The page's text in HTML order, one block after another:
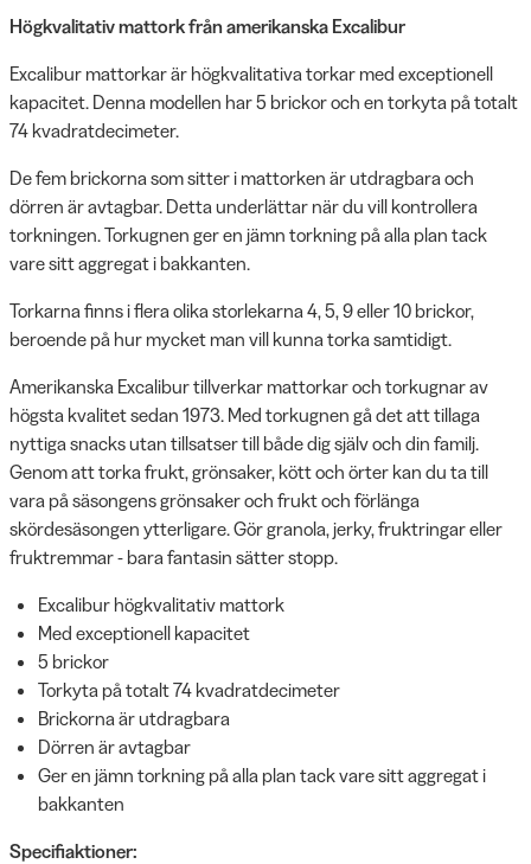
Högkvalitativ mattork från amerikanska Excalibur
Excalibur mattorkar är högkvalitativa torkar med exceptionell
kapacitet. Denna modellen har 5 brickor och en torkyta på totalt
74 kvadratdecimeter.
De fem brickorna som sitter i mattorken är utdragbara och
dörren är avtagbar. Detta underlättar när du vill kontrollera
torkningen. Torkugnen ger en jämn torkning på alla plan tack
vare sitt aggregat i bakkanten.
Torkarna finns i flera olika storlekarna 4, 5, 9 eller 10 brickor,
beroende på hur mycket man vill kunna torka samtidigt.
Amerikanska Excalibur tillverkar mattorkar och torkugnar av
högsta kvalitet sedan 1973. Med torkugnen gå det att tillaga
nyttiga snacks utan tillsatser till både dig själv och din familj.
Genom att torka frukt, grönsaker, kött och örter kan du ta till
vara på säsongens grönsaker och frukt och förlänga
skördesäsongen ytterligare. Gör granola, jerky, fruktringar eller
fruktremmar - bara fantasin sätter stopp.
Excalibur högkvalitativ mattork
Med exceptionell kapacitet
5 brickor
Torkyta på totalt 74 kvadratdecimeter
Brickorna är utdragbara
Dörren är avtagbar
Ger en jämn torkning på alla plan tack vare sitt aggregat i
bakkanten
Specifiaktioner: